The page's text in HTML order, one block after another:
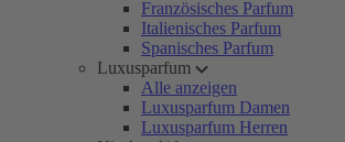
Französisches Parfum
Italienisches Parfum
Spanisches Parfum
Luxusparfum
Alle anzeigen
Luxusparfum Damen
Luxusparfum Herren